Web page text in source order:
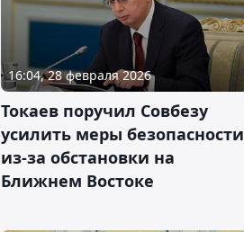
16:04, 28 февраля 2026
Токаев поручил Совбезу
усилить меры безопасности
из-за обстановки на
Ближнем Востоке